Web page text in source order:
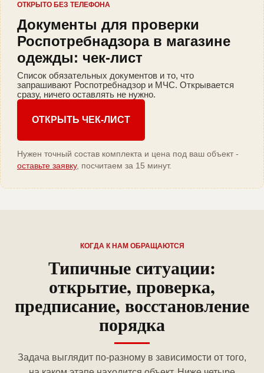
ОТКРЫТО БЕЗ ТЕЛЕФОНА
Документы для проверки
Роспотребнадзора в магазине
одежды: чек-лист
Список обязательных документов и то, что
запрашивают Роспотребнадзор и МЧС. Открывается
сразу, ничего оставлять не нужно.
ОТКРЫТЬ ЧЕК-ЛИСТ
Нужен точный состав комплекта и цена под ваш объект -
оставьте заявку, посчитаем за 15 минут.
КОГДА К НАМ ОБРАЩАЮТСЯ
Типичные ситуации:
открытие, проверка,
предписание, восстановление
порядка
Задача выглядит по-разному в зависимости от того,